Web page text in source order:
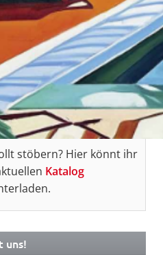
stöbern? Hier könnt ihr
Katalog
uns!